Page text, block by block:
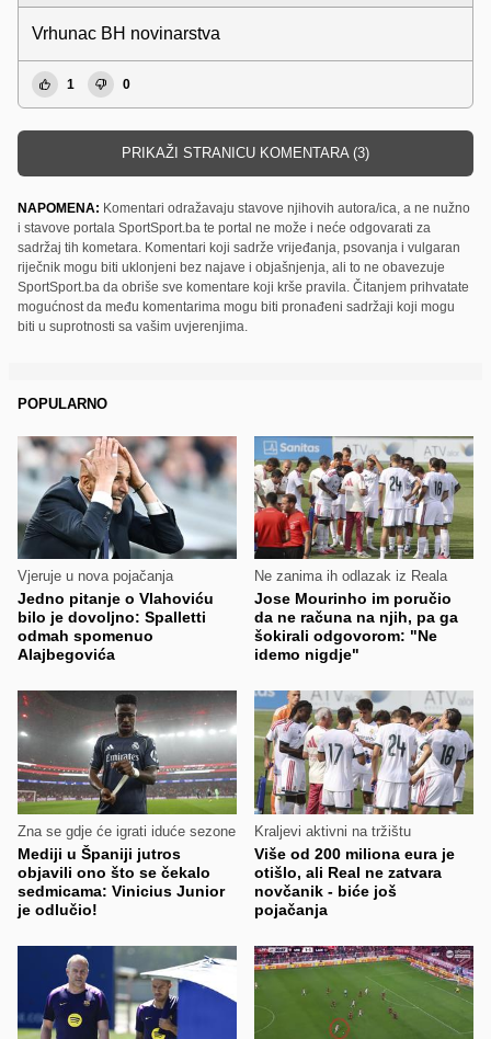
Vrhunac BH novinarstva
1 0
PRIKAŽI STRANICU KOMENTARA (3)
NAPOMENA: Komentari odražavaju stavove njihovih autora/ica, a ne nužno
i stavove portala SportSport.ba te portal ne može i neće odgovarati za
sadržaj tih kometara. Komentari koji sadrže vrijeđanja, psovanja i vulgaran
riječnik mogu biti uklonjeni bez najave i objašnjenja, ali to ne obavezuje
SportSport.ba da obriše sve komentare koji krše pravila. Čitanjem prihvatate
mogućnost da među komentarima mogu biti pronađeni sadržaji koji mogu
biti u suprotnosti sa vašim uvjerenjima.
POPULARNO
Vjeruje u nova pojačanja
Jedno pitanje o Vlahoviću
bilo je dovoljno: Spalletti
odmah spomenuo
Alajbegovića
Ne zanima ih odlazak iz Reala
Jose Mourinho im poručio
da ne računa na njih, pa ga
šokirali odgovorom: "Ne
idemo nigdje"
Zna se gdje će igrati iduće sezone
Mediji u Španiji jutros
objavili ono što se čekalo
sedmicama: Vinicius Junior
je odlučio!
Kraljevi aktivni na tržištu
Više od 200 miliona eura je
otišlo, ali Real ne zatvara
novčanik - biće još
pojačanja